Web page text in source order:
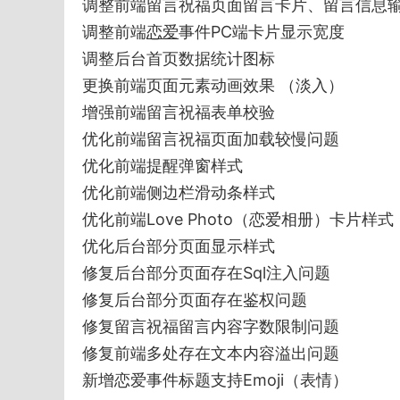
调整前端留言祝福页面留言卡片、留言信息
调整前端恋爱事件PC端卡片显示宽度
调整后台首页数据统计图标
更换前端页面元素动画效果 （淡入）
增强前端留言祝福表单校验
优化前端留言祝福页面加载较慢问题
优化前端提醒弹窗样式
优化前端侧边栏滑动条样式
优化前端Love Photo（恋爱相册）卡片样式
优化后台部分页面显示样式
修复后台部分页面存在Sql注入问题
修复后台部分页面存在鉴权问题
修复留言祝福留言内容字数限制问题
修复前端多处存在文本内容溢出问题
新增恋爱事件标题支持Emoji（表情）